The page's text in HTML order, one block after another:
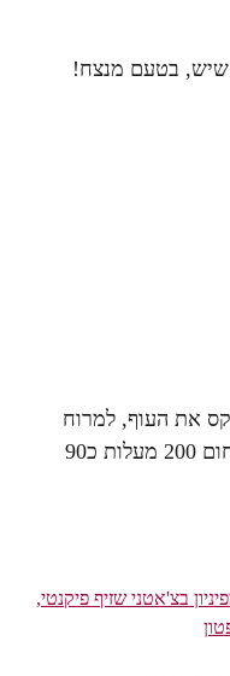
שיש, בטעם מנצח!
את העוף, למרוח
ברוטב והתבלינים, להכניס לתנור לחום 200 מעלות כ90
בצ'אטני שזיף פיקנטי,